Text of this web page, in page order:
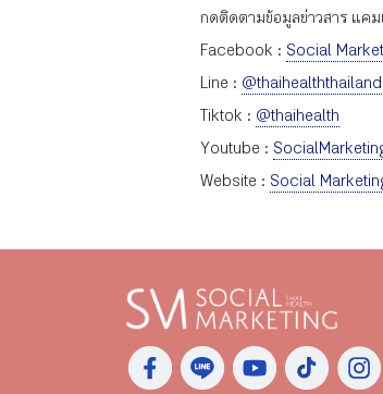
กดติดตามข้อมูลข่าวสาร แค
Facebook : Social
Line : @thaihealththailand
Tiktok : @thaihealth
Youtube :
Website : Social